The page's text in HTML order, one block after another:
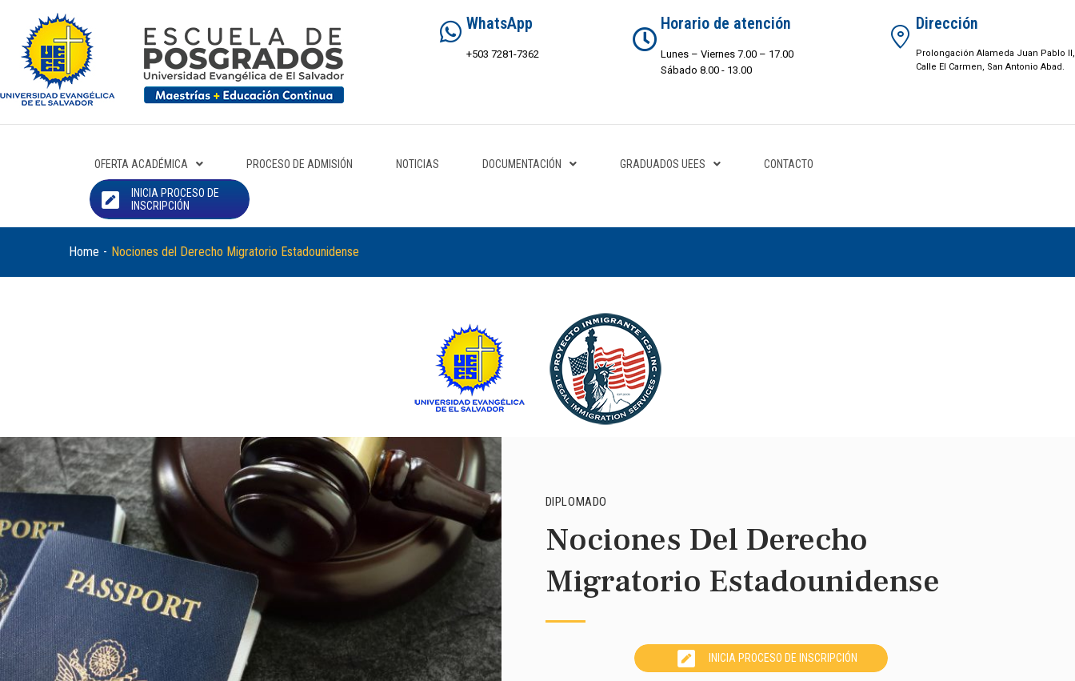
WhatsApp
+503 7281-7362
Horario de atención
Lunes – Viernes 7.00 – 17.00
Sábado 8.00 - 13.00
Dirección
Prolongación Alameda Juan Pablo II,
Calle El Carmen, San Antonio Abad.
OFERTA ACADÉMICA PROCESO DE ADMISIÓN NOTICIAS DOCUMENTACIÓN GRADUADOS UEES CONTACTO
INICIA PROCESO DE
INSCRIPCIÓN
Home - Nociones del Derecho Migratorio Estadounidense
DIPLOMADO
Nociones Del Derecho
Migratorio Estadounidense
INICIA PROCESO DE INSCRIPCIÓN